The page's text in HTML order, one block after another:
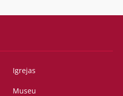
Igrejas
Museu